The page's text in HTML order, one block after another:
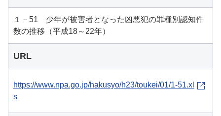
１－51 少年が被害者となった凶悪犯の罪種別認知件
数の推移（平成18～22年）
URL
https://www.npa.go.jp/hakusyo/h23/toukei/01/1-51.xl
s